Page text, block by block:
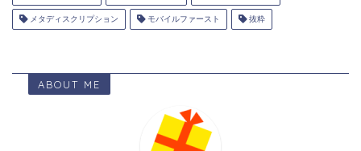
メタディスクリプション モバイルファースト 抜粋
ABOUT ME